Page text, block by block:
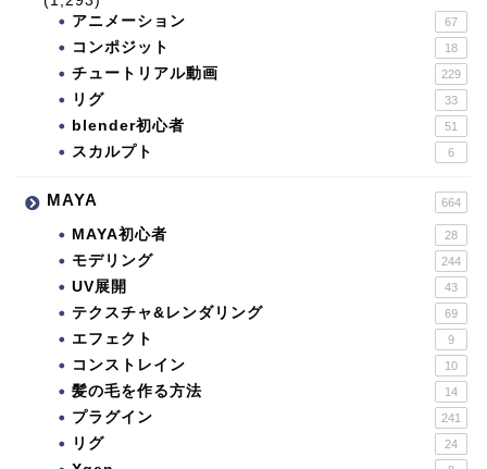
アニメーション
67
コンポジット 18
チュートリアル動画 229
リグ 33
blender初心者 51
スカルプト 6
664
MAYA初心者 28
モデリング 244
UV展開 43
テクスチャ&レンダリング 69
エフェクト 9
コンストレイン 10
髪の毛を作る方法 14
プラグイン 241
リグ 24
8